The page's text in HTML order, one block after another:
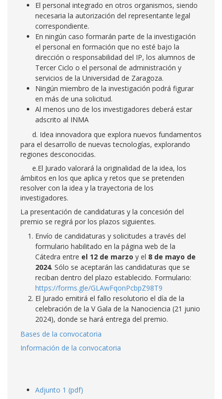
El personal integrado en otros organismos, siendo
necesaria la autorización del representante legal
correspondiente.
En ningún caso formarán parte de la investigación
el personal en formación que no esté bajo la
dirección o responsabilidad del IP, los alumnos de
Tercer Ciclo o el personal de administración y
servicios de la Universidad de Zaragoza.
Ningún miembro de la investigación podrá figurar
en más de una solicitud.
Al menos uno de los investigadores deberá estar
adscrito al INMA
d. Idea innovadora que explora nuevos fundamentos
para el desarrollo de nuevas tecnologías, explorando
regiones desconocidas.
e.El Jurado valorará la originalidad de la idea, los
ámbitos en los que aplica y retos que se pretenden
resolver con la idea y la trayectoria de los
investigadores.
La presentación de candidaturas y la concesión del
premio se regirá por los plazos siguientes.
Envío de candidaturas y solicitudes a través del
formulario habilitado en la página web de la
Cátedra entre el 12 de marzo y el 8 de mayo de
2024. Sólo se aceptarán las candidaturas que se
reciban dentro del plazo establecido. Formulario:
https://forms.gle/GLAwFqonPcbpZ98T9
El Jurado emitirá el fallo resolutorio el día de la
celebración de la V Gala de la Nanociencia (21 junio
2024), donde se hará entrega del premio.
Bases de la convocatoria
Información de la convocatoria
Adjunto 1 (pdf)